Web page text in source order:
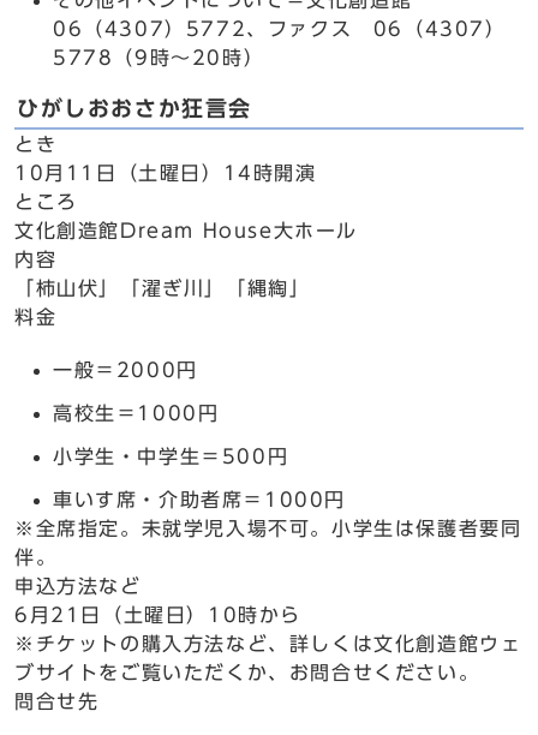
06（4307）5772、ファクス 06（4307）
5778（9時～20時）
ひがしおおさか狂言会
とき
10月11日（土曜日）14時開演
ところ
文化創造館Dream House大ホール
内容
「柿山伏」「濯ぎ川」「縄綯」
料金
一般＝2000円
高校生＝1000円
小学生・中学生＝500円
車いす席・介助者席＝1000円
※全席指定。未就学児入場不可。小学生は保護者要同
伴。
申込方法など
6月21日（土曜日）10時から
※チケットの購入方法など、詳しくは文化創造館ウェ
ブサイトをご覧いただくか、お問合せください。
問合せ先